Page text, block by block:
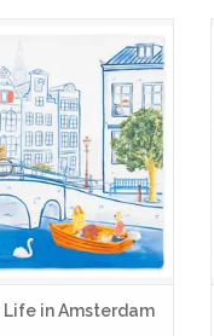
je verwonderen
prachtige huizen en
boottochtje als je nog
tijd over hebt.
AAN WINKELWAGEN
in Amsterdam